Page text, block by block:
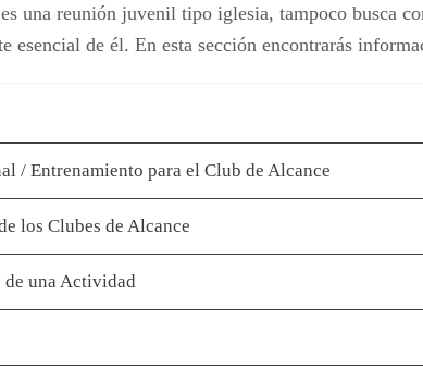
una reunión juvenil tipo iglesia, tampoco busca
esencial de él. En esta sección encontrarás
/ Entrenamiento para el Club de Alcance
los Clubes de Alcance
de una Actividad